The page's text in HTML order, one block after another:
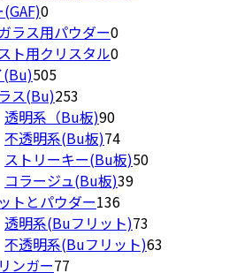
00
個
の
商
品
ラス用パウダー00
個
ト用クリスタル00
品
(Bu)505505
個
の
商
品
ス(Bu)253
個
の
商
品
透明系（Bu板)9090
個
の
商
品
不透明系(Bu板)7474
個
の
商
品
ストリーキー(Bu板)5050
品
コラージュ(Bu板)3939
の
商
トとパウダー136136
個
の
透明系(Buフリット)73
個
不透明系(Buフリット)63
ンガー77